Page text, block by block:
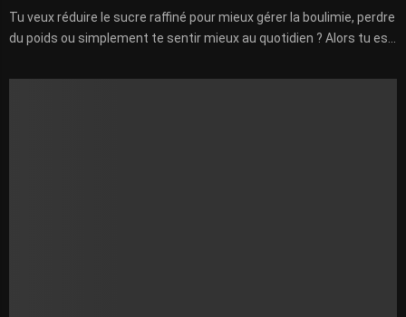
Tu veux réduire le sucre raffiné pour mieux gérer la boulimie, perdre
du poids ou simplement te sentir mieux au quotidien ? Alors tu es...